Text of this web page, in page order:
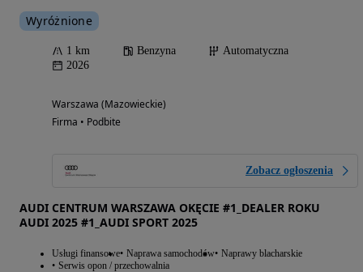
Wyróżnione
1 km Benzyna
Automatyczna
2026
Warszawa (Mazowieckie)
Firma • Podbite
Zobacz ogłoszenia
AUDI CENTRUM WARSZAWA OKĘCIE #1_DEALER ROKU
AUDI 2025 #1_AUDI SPORT 2025
Usługi finansowe Naprawa samochodów Naprawy blacharskie
Serwis opon / przechowalnia